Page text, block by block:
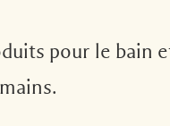
pour le bain